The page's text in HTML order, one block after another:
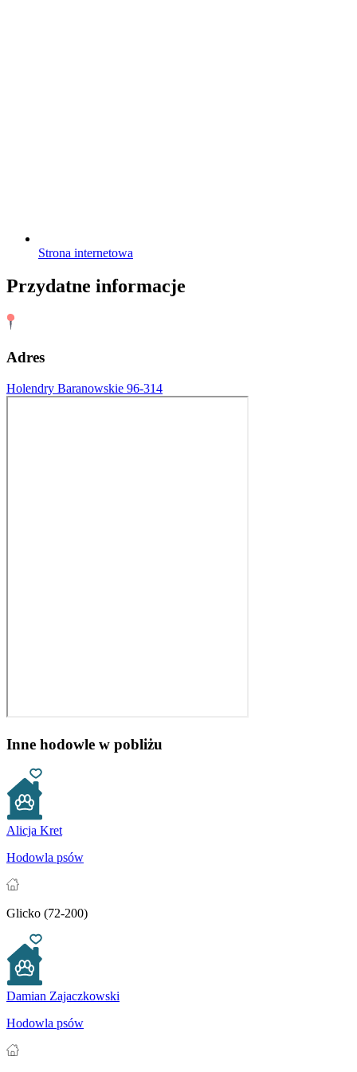
Strona internetowa
Przydatne informacje
Adres
Holendry Baranowskie 96-314
Inne hodowle w pobliżu
Alicja Kret
Hodowla psów
Glicko (72-200)
Damian Zajaczkowski
Hodowla psów